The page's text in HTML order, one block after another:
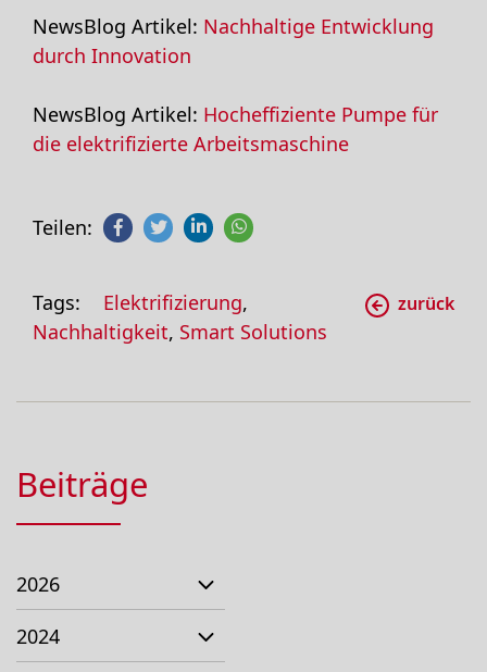
NewsBlog Artikel: Nachhaltige Entwicklung
durch Innovation
NewsBlog Artikel: Hocheffiziente Pumpe für
die elektrifizierte Arbeitsmaschine
Teilen:
Tags: Elektrifizierung,
Nachhaltigkeit, Smart Solutions
zurück
Beiträge
2026
2024